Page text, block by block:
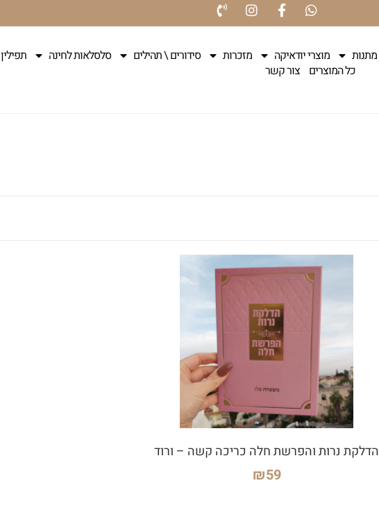
מתנות מוצרי יודאיקה מזכרות סידורים \ תהילים סלסלאות לחינה
תפילין
כל המוצרים צור קשר
הדלקת נרות והפרשת חלה כריכה קשה – ורוד
₪59